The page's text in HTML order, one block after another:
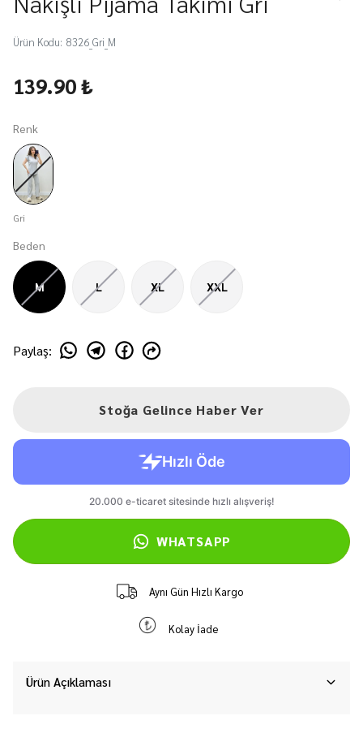
Ürün Kodu: 8326_Gri_M
139.90 ₺
Renk
Gri
Beden
M L XL XXL
Paylaş:
Stoğa Gelince Haber Ver
WHATSAPP
Aynı Gün Hızlı Kargo
Kolay İade
Ürün Açıklaması